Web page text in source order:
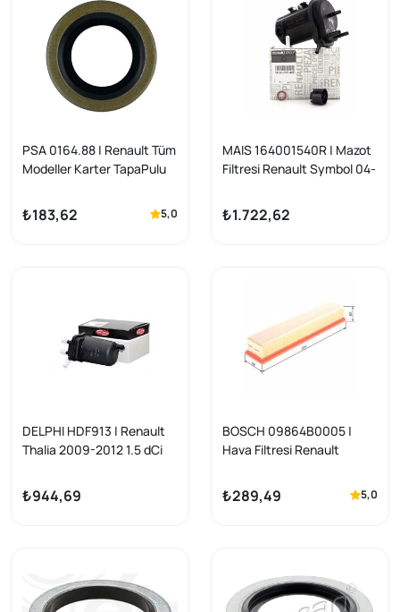
PSA 0164.88 | Renault Tüm
Modeller Karter TapaPulu
Adet
₺183,62 5,0
MAIS 164001540R | Mazot
Filtresi Renault Symbol 04-
Micra III K12 Note E11
Kubistar 1.5 K9k
₺1.722,62
DELPHI HDF913 | Renault
Thalia 2009-2012 1.5 dCi
₺944,69
BOSCH 09864B0005 |
Hava Filtresi Renault
Kangoo-Dacia Logan 1.5
dCi K9k
₺289,49 5,0